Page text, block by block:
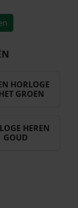
HORLOGE
GROEN
HEREN
GOUD